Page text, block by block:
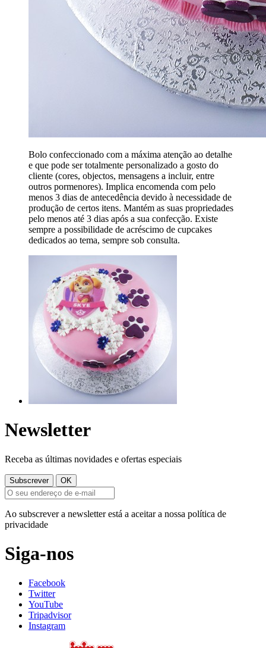
Bolo confeccionado com a máxima atenção ao detalhe
e que pode ser totalmente personalizado a gosto do
cliente (cores, objectos, mensagens a incluir, entre
outros pormenores). Implica encomenda com pelo
menos 3 dias de antecedência devido à necessidade de
produção de certos itens. Mantém as suas propriedades
pelo menos até 3 dias após a sua confecção. Existe
sempre a possibilidade de acréscimo de cupcakes
dedicados ao tema, sempre sob consulta.
Newsletter
Receba as últimas novidades e ofertas especiais
Ao subscrever a newsletter está a aceitar a nossa política de
privacidade
Siga-nos
Facebook
Twitter
YouTube
Tripadvisor
Instagram